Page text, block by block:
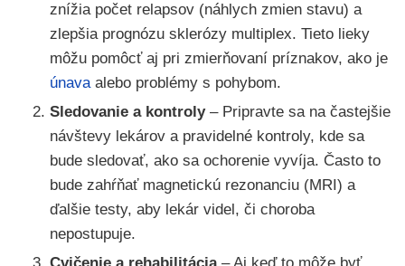
znížia počet relapsov (náhlych zmien stavu) a
zlepšia prognózu sklerózy multiplex. Tieto lieky
môžu pomôcť aj pri zmierňovaní príznakov, ako je
únavaalebo problémy s pohybom.
Sledovanie a kontroly– Pripravte sa na častejšie
návštevy lekárov a pravidelné kontroly, kde sa
bude sledovať, ako sa ochorenie vyvíja. Často to
bude zahŕňať magnetickú rezonanciu (MRI) a
ďalšie testy, aby lekár videl, či choroba
nepostupuje.